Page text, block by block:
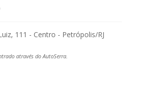
111 - Centro - Petrópolis/RJ
através do AutoSerra.